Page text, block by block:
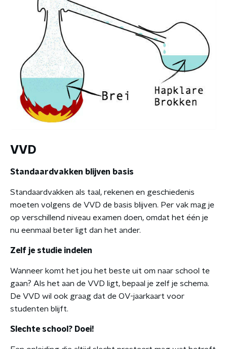
VVD
Standaardvakken blijven basis
Standaardvakken als taal, rekenen en geschiedenis
moeten volgens de VVD de basis blijven. Per vak mag je
op verschillend niveau examen doen, omdat het één je
nu eenmaal beter ligt dan het ander.
Zelf je studie indelen
Wanneer komt het jou het beste uit om naar school te
gaan? Als het aan de VVD ligt, bepaal je zelf je schema.
De VVD wil ook graag dat de OV-jaarkaart voor
studenten blijft.
Slechte school? Doei!